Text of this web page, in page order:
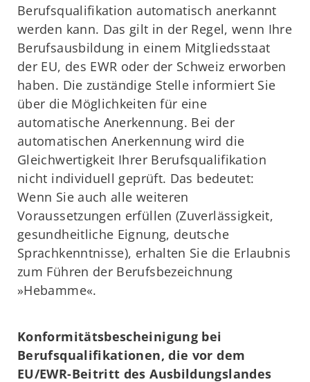
Berufsqualifikation automatisch anerkannt
werden kann. Das gilt in der Regel, wenn Ihre
Berufsausbildung in einem Mitgliedsstaat
der EU, des EWR oder der Schweiz erworben
haben. Die zuständige Stelle informiert Sie
über die Möglichkeiten für eine
automatische Anerkennung. Bei der
automatischen Anerkennung wird die
Gleichwertigkeit Ihrer Berufsqualifikation
nicht individuell geprüft. Das bedeutet:
Wenn Sie auch alle weiteren
Voraussetzungen erfüllen (Zuverlässigkeit,
gesundheitliche Eignung, deutsche
Sprachkenntnisse), erhalten Sie die Erlaubnis
zum Führen der Berufsbezeichnung
»Hebamme«.
Konformitätsbescheinigung bei
Berufsqualifikationen, die vor dem
EU/EWR-Beitritt des Ausbildungslandes